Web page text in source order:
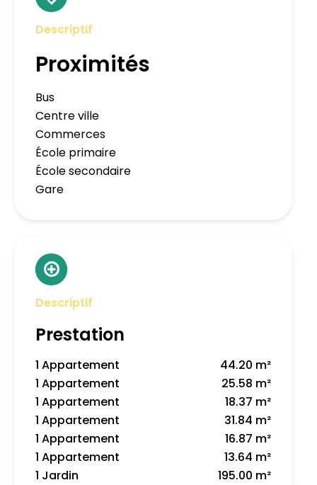
Descriptif
Proximités
Bus
Centre ville
Commerces
École primaire
École secondaire
Gare
Descriptif
Prestation
1 Appartement
44.20 m²
1 Appartement
25.58 m²
1 Appartement
18.37 m²
1 Appartement
31.84 m²
1 Appartement
16.87 m²
1 Appartement
13.64 m²
1 Jardin
195.00 m²